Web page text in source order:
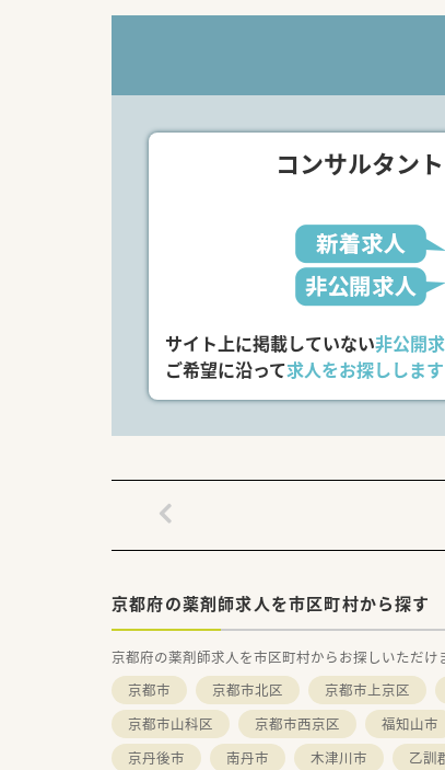
コンサルタン
サイト上に掲載していない非公開
ご希望に沿って求人をお探しします
京都府の薬剤師求人を市区町村から探す
京都府の薬剤師求人を市区町村からお探しいただけ
京都市
京都市北区 京都市上京区
京都市山科区
京都市西京区 福知山市
京丹後市
南丹市 木津川市 乙訓